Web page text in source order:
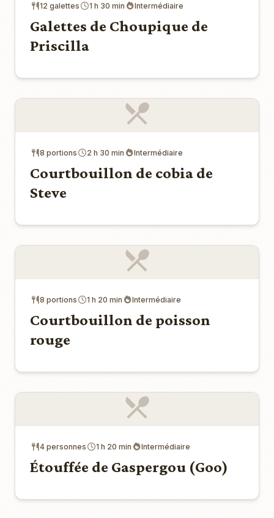
12 galettes 1 h 30 min Intermédiaire
Galettes de Choupique de
Priscilla
8 portions 2 h 30 min Intermédiaire
Courtbouillon de cobia de
Steve
8 portions 1 h 20 min Intermédiaire
Courtbouillon de poisson
rouge
4 personnes 1 h 20 min Intermédiaire
Étouffée de Gaspergou (Goo)